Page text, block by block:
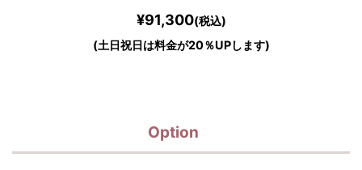
¥91,300(税込)
(土日祝日は料金が20％UPします)
Option